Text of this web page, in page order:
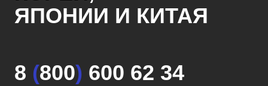
ЯПОНИИ И КИТАЯ
8 (800) 600 62 34